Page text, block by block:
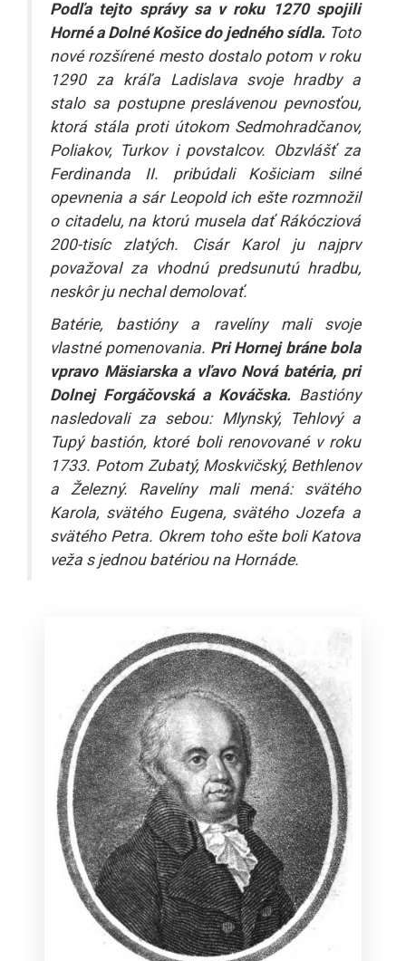
Podľa tejto správy sa v roku 1270 spojili
Horné a Dolné Košice do jedného sídla. Toto
nové rozšírené mesto dostalo potom v roku
1290 za kráľa Ladislava svoje hradby a
stalo sa postupne preslávenou pevnosťou,
ktorá stála proti útokom Sedmohradčanov,
Poliakov, Turkov i povstalcov. Obzvlášť za
Ferdinanda II. pribúdali Košiciam silné
opevnenia a sár Leopold ich ešte rozmnožil
o citadelu, na ktorú musela dať Rákócziová
200-tisíc zlatých. Cisár Karol ju najprv
považoval za vhodnú predsunutú hradbu,
neskôr ju nechal demolovať.
Batérie, bastióny a ravelíny mali svoje
vlastné pomenovania. Pri Hornej bráne bola
vpravo Mäsiarska a vľavo Nová batéria, pri
Dolnej Forgáčovská a Kováčska. Bastióny
nasledovali za sebou: Mlynský, Tehlový a
Tupý bastión, ktoré boli renovované v roku
1733. Potom Zubatý, Moskvičský, Bethlenov
a Železný. Ravelíny mali mená: svätého
Karola, svätého Eugena, svätého Jozefa a
svätého Petra. Okrem toho ešte boli Katova
veža s jednou batériou na Hornáde.